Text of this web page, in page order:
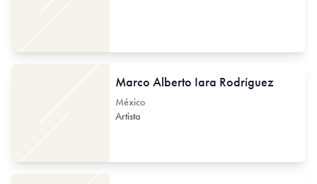
Marco Alberto Iara Rodríguez
México
Artista